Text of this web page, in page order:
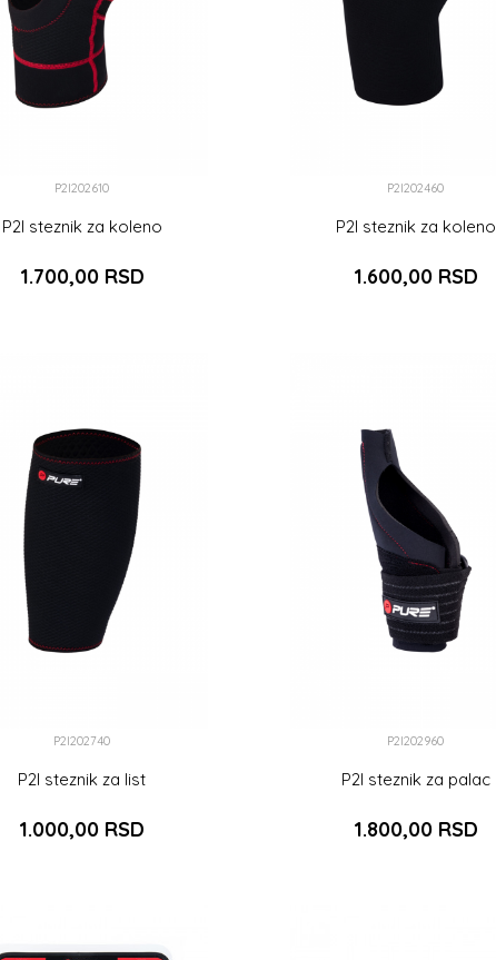
P2I202610
P2I steznik za koleno
1.700,00 RSD
P2I202460
P2I steznik za koleno
1.600,00 RSD
P2I202740
P2I steznik za list
1.000,00 RSD
P2I202960
P2I steznik za palac
1.800,00 RSD